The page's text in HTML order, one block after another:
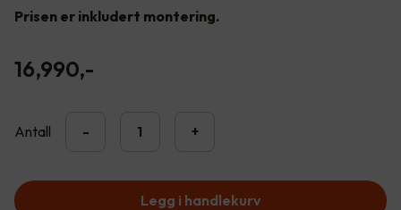
Prisen er inkludert montering.
16,990,-
Antall - +
Legg i handlekurv